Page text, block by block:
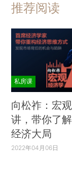
推荐阅读
私房课
向松祚：宏
讲，带你了
经济大局
2022年04月06日